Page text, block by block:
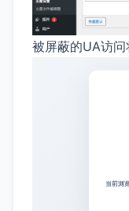
被屏蔽的UA访问